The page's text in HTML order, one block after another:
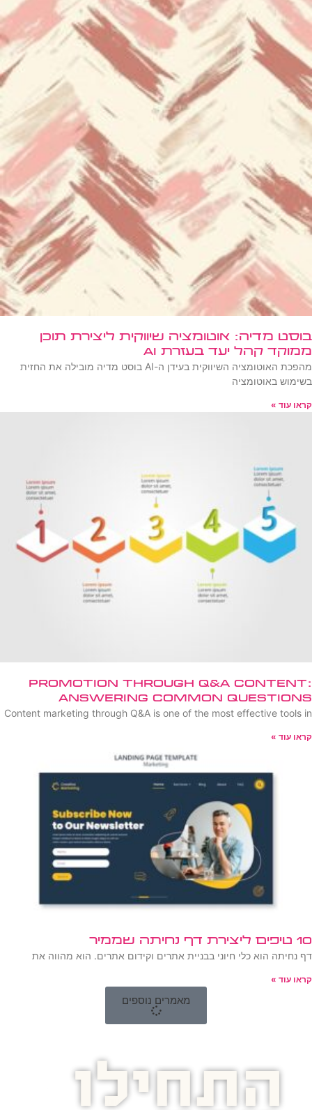
בוסט מדיה: אוטומציה שיווקית ליצירת תוכן
ממוקד קהל יעד בעזרת AI
מהפכת האוטומציה השיווקית בעידן ה-AI בוסט מדיה מובילה את החזית
בשימוש באוטומציה
קראו עוד »
Promotion Through Q&A Content:
Answering Common Questions
Content marketing through Q&A is one of the most effective tools in
קראו עוד »
10 טיפים ליצירת דף נחיתה שממיר
דף נחיתה הוא כלי חיוני בבניית אתרים וקידום אתרים. הוא מהווה את
קראו עוד »
מאמרים נוספים
התחילו